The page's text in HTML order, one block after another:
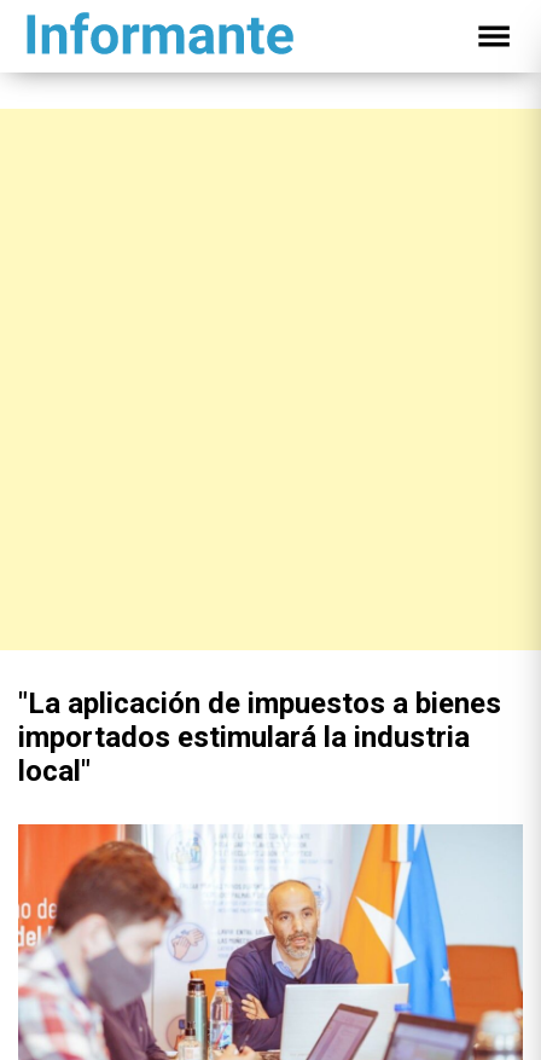
"La aplicación de impuestos a bienes
importados estimulará la industria
local"